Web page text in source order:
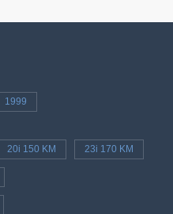
1999
20i 150 KM 23i 170 KM